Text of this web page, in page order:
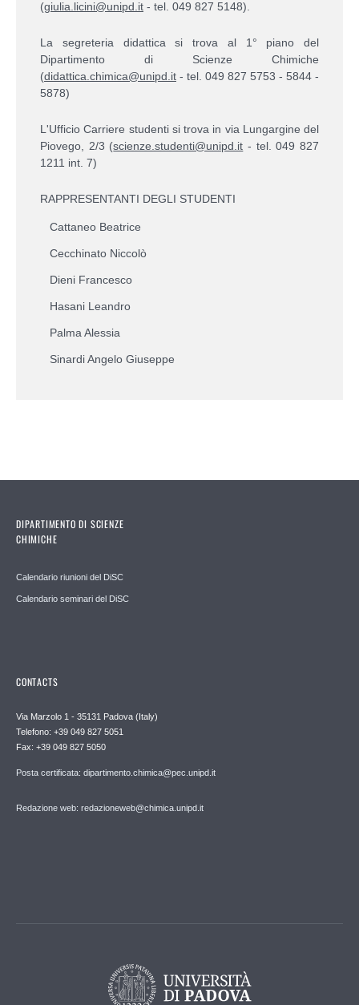
(giulia.licini@unipd.it - tel. 049 827 5148).
La segreteria didattica si trova al 1° piano del
Dipartimento di Scienze Chimiche
(didattica.chimica@unipd.it - tel. 049 827 5753 - 5844 -
5878)
L'Ufficio Carriere studenti si trova in via Lungargine del
Piovego, 2/3 (scienze.studenti@unipd.it - tel. 049 827
1211 int. 7)
RAPPRESENTANTI DEGLI STUDENTI
Cattaneo Beatrice
Cecchinato Niccolò
Dieni Francesco
Hasani Leandro
Palma Alessia
Sinardi Angelo Giuseppe
DIPARTIMENTO DI SCIENZE
CHIMICHE
Calendario riunioni del DiSC
Calendario seminari del DiSC
CONTACTS
Via Marzolo 1 - 35131 Padova (Italy)
Telefono: +39 049 827 5051
Fax: +39 049 827 5050
Posta certificata: dipartimento.chimica@pec.unipd.it
Redazione web: redazioneweb@chimica.unipd.it